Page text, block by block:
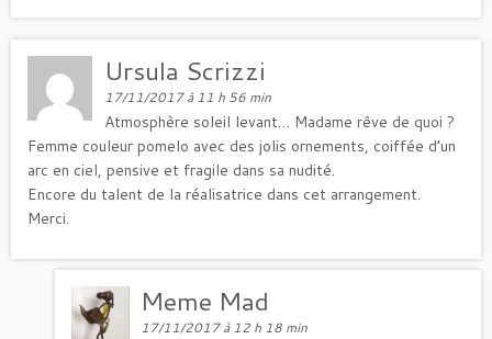
Ursula Scrizzi
17/11/2017 à 11 h 56 min
Atmosphère soleil levant… Madame rêve de quoi ?
Femme couleur pomelo avec des jolis ornements, coiffée d’un
arc en ciel, pensive et fragile dans sa nudité.
Encore du talent de la réalisatrice dans cet arrangement.
Merci.
Meme Mad
17/11/2017 à 12 h 18 min